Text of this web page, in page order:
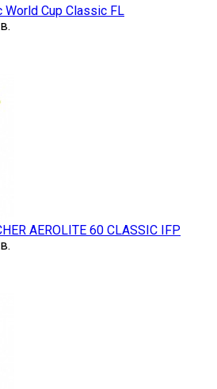
Cup Classic FL
AEROLITE 60 CLASSIC IFP